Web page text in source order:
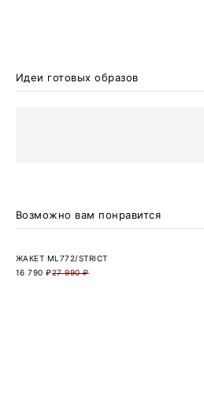
Идеи готовых образов
Возможно вам понравится
ЖАКЕТ ML772/STRICT
27 990 ₽
16 790 ₽